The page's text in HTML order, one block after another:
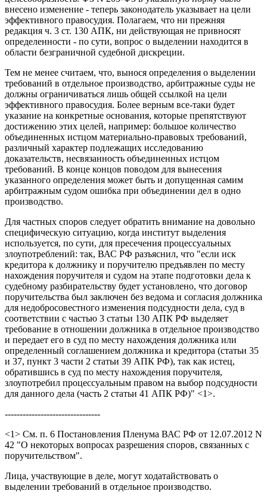
внесено изменение - теперь законодатель указывает на цели
эффективного правосудия. Полагаем, что ни прежняя
редакция ч. 3 ст. 130 АПК, ни действующая не привносят
определенности - по сути, вопрос о выделении находится в
области безграничной судебной дискреции.
Тем не менее считаем, что, вынося определения о выделении
требований в отдельное производство, арбитражные суды не
должны ограничиваться лишь общей ссылкой на цели
эффективного правосудия. Более верным все-таки будет
указание на конкретные основания, которые препятствуют
достижению этих целей, например: большое количество
объединенных истцом материально-правовых требований,
различный характер подлежащих исследованию
доказательств, несвязанность объединенных истцом
требований. В конце концов поводом для вынесения
указанного определения может быть и допущенная самим
арбитражным судом ошибка при объединении дел в одно
производство.
Для частных споров следует обратить внимание на довольно
специфическую ситуацию, когда институт выделения
используется, по сути, для пресечения процессуальных
злоупотреблений: так, ВАС РФ разъяснил, что "если иск
кредитора к должнику и поручителю предъявлен по месту
нахождения поручителя и судом на этапе подготовки дела к
судебному разбирательству будет установлено, что договор
поручительства был заключен без ведома и согласия должника
для недобросовестного изменения подсудности дела, суд в
соответствии с частью 3 статьи 130 АПК РФ выделяет
требование в отношении должника в отдельное производство
и передает его в суд по месту нахождения должника или
определенный соглашением должника и кредитора (статьи 35
и 37, пункт 3 части 2 статьи 39 АПК РФ), так как истец,
обратившись в суд по месту нахождения поручителя,
злоупотребил процессуальным правом на выбор подсудности
для данного дела (часть 2 статьи 41 АПК РФ)" <1>.
--------------------------------
<1> См. п. 6 Постановления Пленума ВАС РФ от 12.07.2012 N
42 "О некоторых вопросах разрешения споров, связанных с
поручительством".
Лица, участвующие в деле, могут ходатайствовать о
выделении требований в отдельное производство.